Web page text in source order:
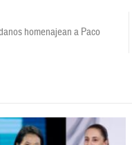
homenajean a Paco